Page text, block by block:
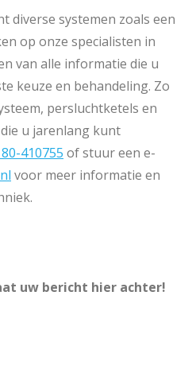
diverse systemen zoals een
op onze specialisten in
van alle informatie die u
keuze en behandeling. Zo
persluchtketels en
u jarenlang kunt
410755 of stuur een e-
voor meer informatie en
uw bericht hier achter!